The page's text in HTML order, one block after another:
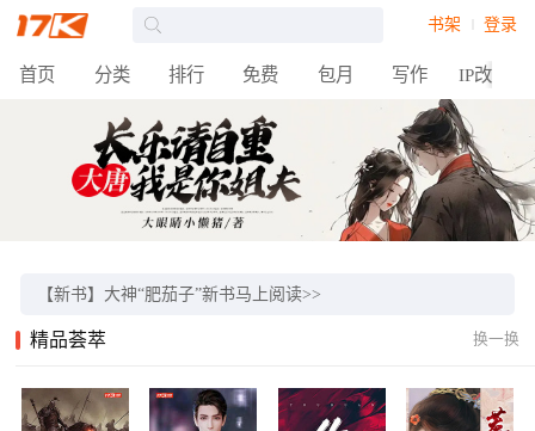
书架 登录
首页 分类 排行 免费 包月 写作 IP改编
【征文】2024北京中轴线征文火热上线，万元奖金等你来！>>
【新书】大神“肥茄子”新书马上阅读>>
【热门】《狂飙》官方授权同名小说>>
【重磅】“开元奖”“奇想奖”获奖作品名单>>
精品荟萃 换一换